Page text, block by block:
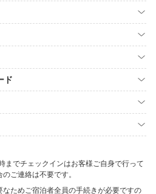
ド
までチェックインはお客様ご自身で行って
ご連絡は不要です。
ためご宿泊者全員の手続きが必要ですの